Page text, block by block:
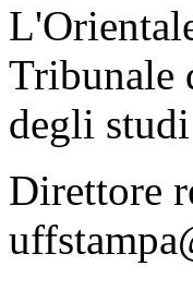
Tribunale
degli
Direttore